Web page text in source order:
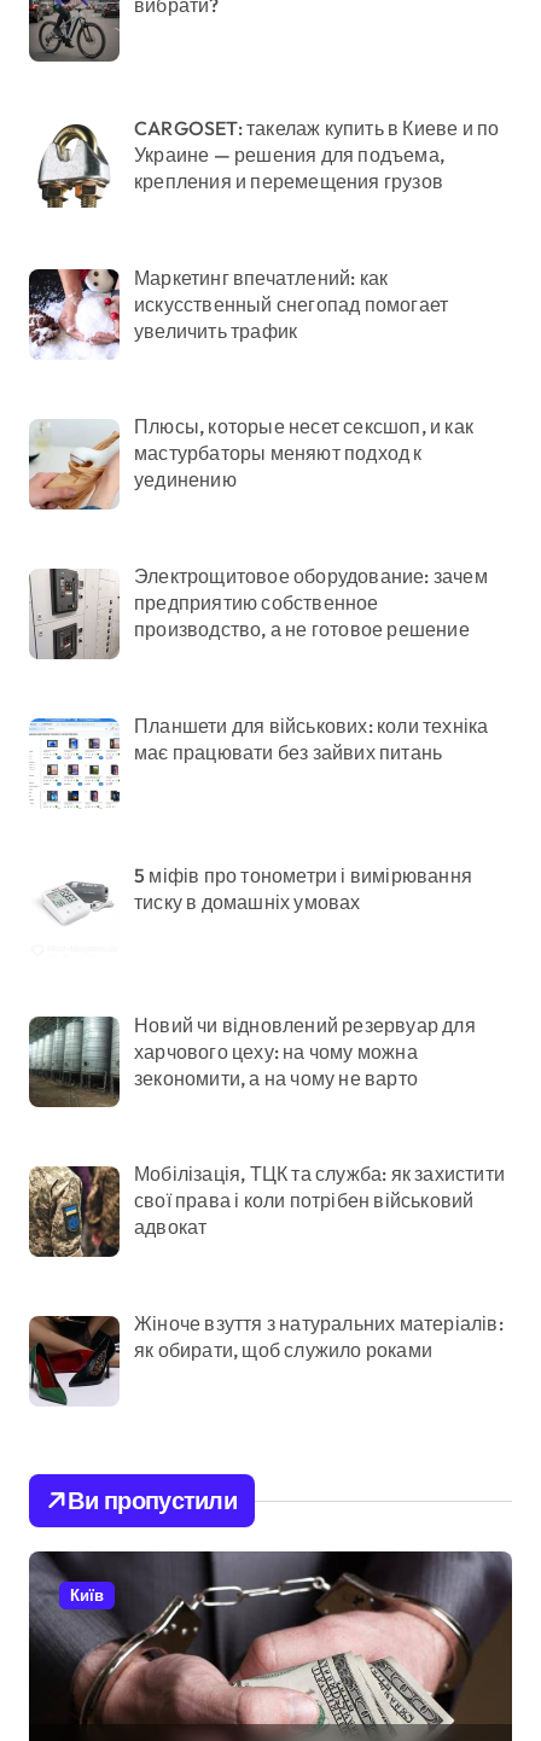
вибрати?
CARGOSET: такелаж купить в Киеве и по
Украине — решения для подъема,
крепления и перемещения грузов
Маркетинг впечатлений: как
искусственный снегопад помогает
увеличить трафик
Плюсы, которые несет сексшоп, и как
мастурбаторы меняют подход к
уединению
Электрощитовое оборудование: зачем
предприятию собственное
производство, а не готовое решение
Планшети для військових: коли техніка
має працювати без зайвих питань
5 міфів про тонометри і вимірювання
тиску в домашніх умовах
Новий чи відновлений резервуар для
харчового цеху: на чому можна
зекономити, а на чому не варто
Мобілізація, ТЦК та служба: як захистити
свої права і коли потрібен військовий
адвокат
Жіноче взуття з натуральних матеріалів:
як обирати, щоб служило роками
Ви пропустили
Київ